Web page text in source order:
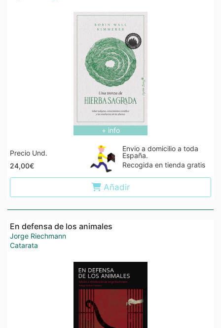
+ info
Precio Und.
24,00€
Envio a domicilio a toda
España.
Recogida en tienda gratis
Añadir
En defensa de los animales
Jorge Riechmann
Catarata